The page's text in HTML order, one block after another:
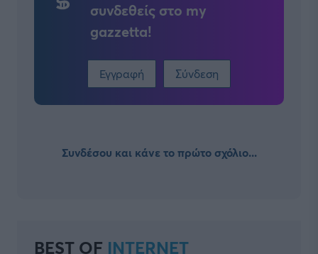
συνδεθείς στο my
gazzetta!
Εγγραφή Σύνδεση
Συνδέσου και κάνε το πρώτο σχόλιο...
BEST OF INTERNET